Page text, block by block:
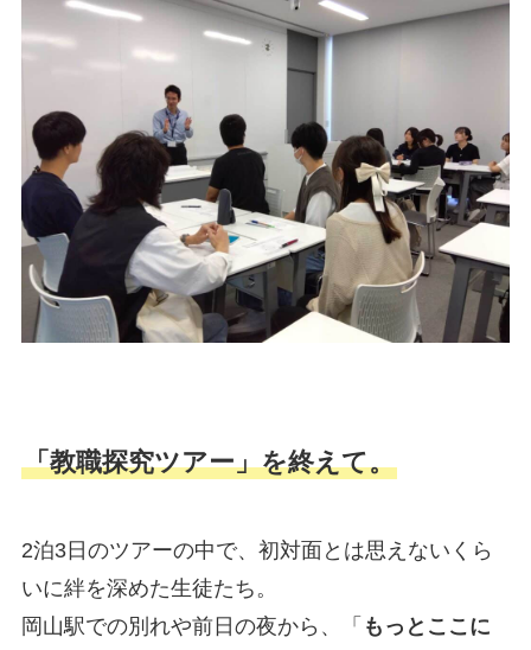
「教職探究ツアー」を終えて。
2泊3日のツアーの中で、初対面とは思えないくら
いに絆を深めた生徒たち。
岡山駅での別れや前日の夜から、「 もっとここに